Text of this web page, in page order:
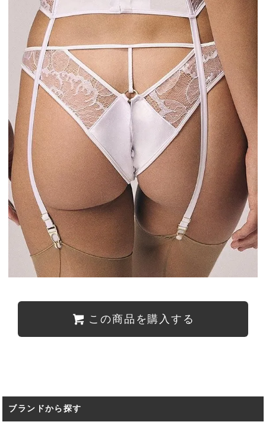
この商品を購入する
ブランドから探す